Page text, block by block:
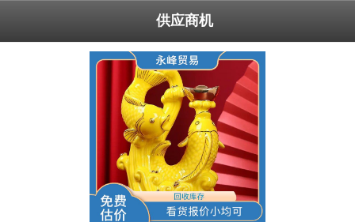
供应商机